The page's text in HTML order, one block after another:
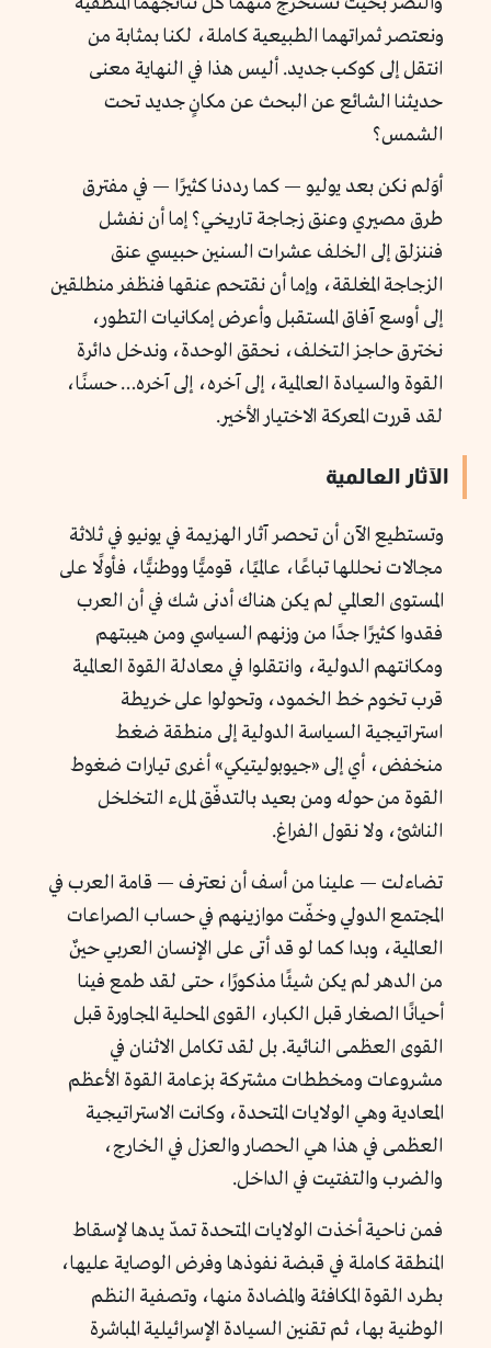
ونعتصر ثمراتهما الطبيعية كاملة، لكنا بمثابة من
انتقل إلى كوكب جديد. أليس هذا في النهاية معنى
حديثنا الشائع عن البحث عن مكانٍ جديد تحت
الشمس؟
أوَلم نكن بعد يوليو — كما رددنا كثيرًا — في مفترق
طرق مصيري وعنق زجاجة تاريخي؟ إما أن نفشل
فننزلق إلى الخلف عشرات السنين حبيسي عنق
الزجاجة المغلقة، وإما أن نقتحم عنقها فنظفر منطلقين
إلى أوسع آفاق المستقبل وأعرض إمكانيات التطور،
نخترق حاجز التخلف، نحقق الوحدة، وندخل دائرة
القوة والسيادة العالمية، إلى آخره، إلى آخره… حسنًا،
لقد قررت المعركة الاختيار الأخير.
الآثار العالمية
وتستطيع الآن أن تحصر آثار الهزيمة في يونيو في ثلاثة
مجالات نحللها تباعًا، عالميًا، قوميًّا ووطنيًّا، فأولًا على
المستوى العالمي لم يكن هناك أدنى شك في أن العرب
فقدوا كثيرًا جدًا من وزنهم السياسي ومن هيبتهم
ومكانتهم الدولية، وانتقلوا في معادلة القوة العالمية
قرب تخوم خط الخمود، وتحولوا على خريطة
استراتيجية السياسة الدولية إلى منطقة ضغط
منخفض، أي إلى «جيوبوليتيكي» أغرى تيارات ضغوط
القوة من حوله ومن بعيد بالتدفّق لملء التخلخل
الناشئ، ولا نقول الفراغ.
تضاءلت — علينا من أسف أن نعترف — قامة العرب في
المجتمع الدولي وخفّت موازينهم في حساب الصراعات
العالمية، وبدا كما لو قد أتى على الإنسان العربي حينٌ
من الدهر لم يكن شيئًا مذكورًا، حتى لقد طمع فينا
أحيانًا الصغار قبل الكبار، القوى المحلية المجاورة قبل
القوى العظمى النائية. بل لقد تكامل الاثنان في
مشروعات ومخططات مشتركة بزعامة القوة الأعظم
المعادية وهي الولايات المتحدة، وكانت الاستراتيجية
العظمى في هذا هي الحصار والعزل في الخارج،
والضرب والتفتيت في الداخل.
فمن ناحية أخذت الولايات المتحدة تمدّ يدها لإسقاط
المنطقة كاملة في قبضة نفوذها وفرض الوصاية عليها،
بطرد القوة المكافئة والمضادة منها، وتصفية النظم
الوطنية بها، ثم تقنين السيادة الإسرائيلية المباشرة